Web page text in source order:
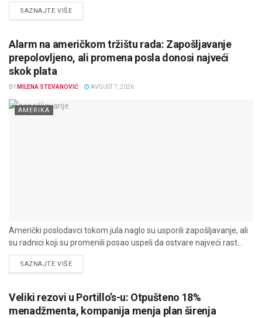
SAZNAJTE VIŠEDETAILS
Alarm na američkom tržištu rada: Zapošljavanje
prepolovljeno, ali promena posla donosi najveći
skok plata
BY MILENA STEVANOVIĆ AVGUST 7, 2026
AMERIKA
Američki poslodavci tokom jula naglo su usporili zapošljavanje, ali
su radnici koji su promenili posao uspeli da ostvare najveći rast...
SAZNAJTE VIŠEDETAILS
Veliki rezovi u Portillo’s-u: Otpušteno 18%
menadžmenta, kompanija menja plan širenja